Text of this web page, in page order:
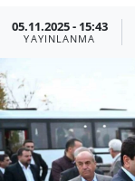
05.11.2025 - 15:43
YAYINLANMA